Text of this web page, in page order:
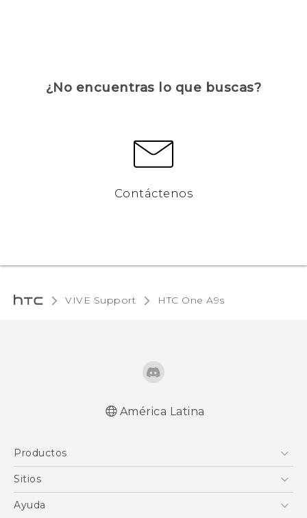
¿No encuentras lo que buscas?
Contáctenos
VIVE Support HTC One A9s‎
América Latina
Productos
5G
Sitios
HTC Desarrollo
Ayuda